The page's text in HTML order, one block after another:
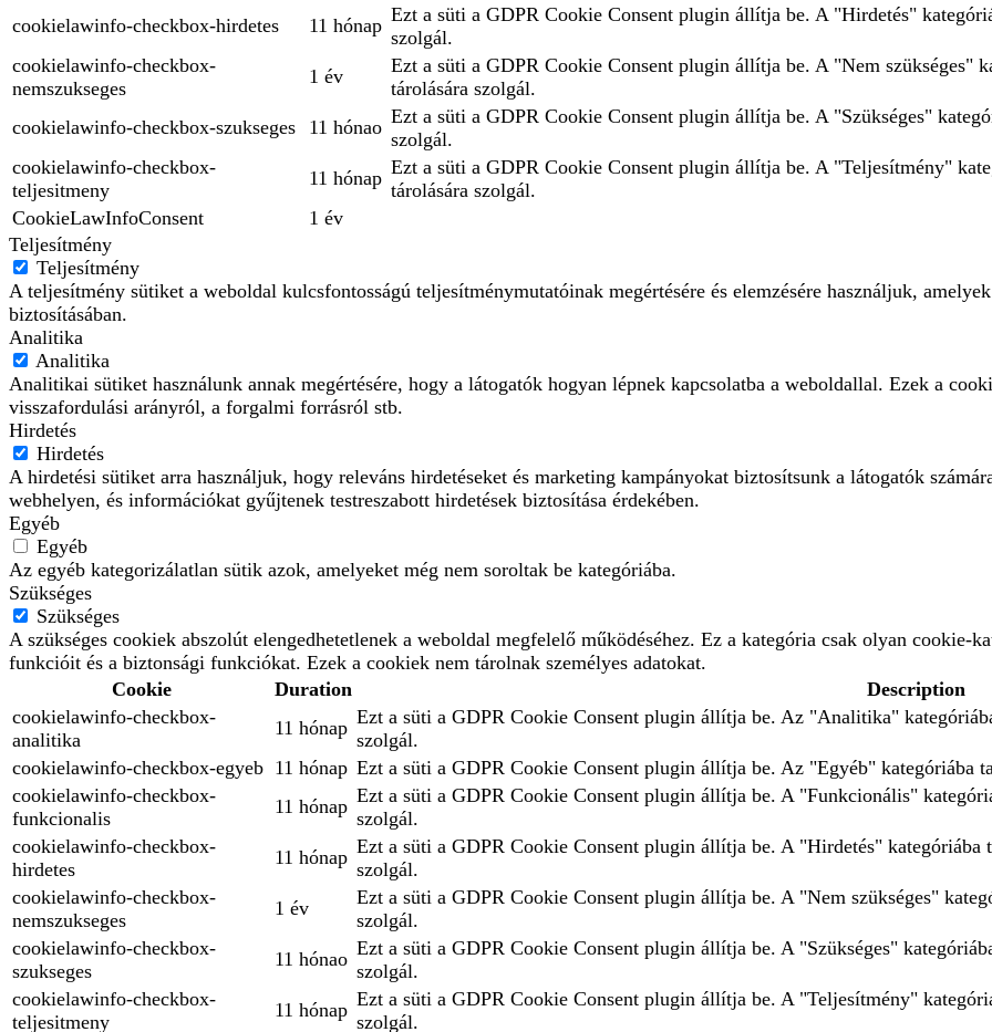
cookielawinfo-checkbox-hirdetes
11 hónap Ezt a süti a GDPR Cookie Consent plugin állítja be. A "Hirdetés"
szolgál.
cookielawinfo-checkbox-
nemszukseges
1 év
Ezt a süti a GDPR Cookie Consent plugin állítja be. A "Nem szükséges"
tárolására szolgál.
cookielawinfo-checkbox-szukseges
11 hónao Ezt a süti a GDPR Cookie Consent plugin állítja be. A "Szükséges"
szolgál.
cookielawinfo-checkbox-
teljesitmeny
11 hónap Ezt a süti a GDPR Cookie Consent plugin állítja be. A "Teljesítmény"
tárolására szolgál.
CookieLawInfoConsent
1 év
Teljesítmény
Teljesítmény
A teljesítmény sütiket a weboldal kulcsfontosságú teljesítménymutatóinak megértésére és elemzésére használjuk,
biztosításában.
Analitika
Analitika
Analitikai sütiket használunk annak megértésére, hogy a látogatók hogyan lépnek kapcsolatba a weboldallal. Ezek a
visszafordulási arányról, a forgalmi forrásról stb.
Hirdetés
Hirdetés
A hirdetési sütiket arra használjuk, hogy releváns hirdetéseket és marketing kampányokat biztosítsunk a látogatók
webhelyen, és információkat gyűjtenek testreszabott hirdetések biztosítása érdekében.
Egyéb
Egyéb
Az egyéb kategorizálatlan sütik azok, amelyeket még nem soroltak be kategóriába.
Szükséges
Szükséges
A szükséges cookiek abszolút elengedhetetlenek a weboldal megfelelő működéséhez. Ez a kategória csak olyan cookie-
funkcióit és a biztonsági funkciókat. Ezek a cookiek nem tárolnak személyes adatokat.
Cookie
Duration
Description
cookielawinfo-checkbox-
analitika
11 hónap Ezt a süti a GDPR Cookie Consent plugin állítja be. Az "Analitika"
szolgál.
cookielawinfo-checkbox-egyeb 11 hónap Ezt a süti a GDPR Cookie Consent plugin állítja be. Az "Egyéb" kategóriába
cookielawinfo-checkbox-
funkcionalis
11 hónap Ezt a süti a GDPR Cookie Consent plugin állítja be. A "Funkcionális"
szolgál.
cookielawinfo-checkbox-
hirdetes
11 hónap Ezt a süti a GDPR Cookie Consent plugin állítja be. A "Hirdetés" kategóriába
szolgál.
cookielawinfo-checkbox-
nemszukseges
1 év
Ezt a süti a GDPR Cookie Consent plugin állítja be. A "Nem szükséges"
szolgál.
cookielawinfo-checkbox-
szukseges
11 hónao Ezt a süti a GDPR Cookie Consent plugin állítja be. A "Szükséges"
szolgál.
cookielawinfo-checkbox-
teljesitmeny
11 hónap Ezt a süti a GDPR Cookie Consent plugin állítja be. A "Teljesítmény"
szolgál.